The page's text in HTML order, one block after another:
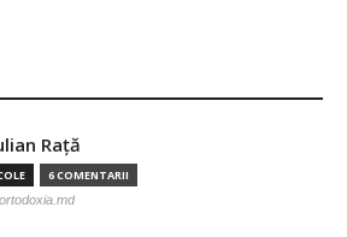
Raţă
6 COMENTARII